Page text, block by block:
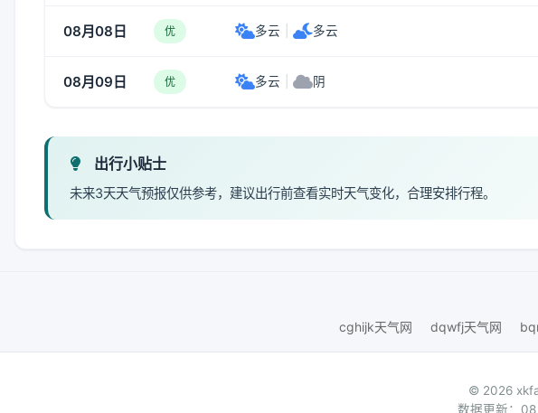
08月08日 优 多云 多云
08月09日 优 多云 阴
出行小贴士
未来3天天气预报仅供参考，建议出行前查看实时天气变化，合理安排行程。
cghijk天气网
dqwfj天气网
© 2026
数据更新：